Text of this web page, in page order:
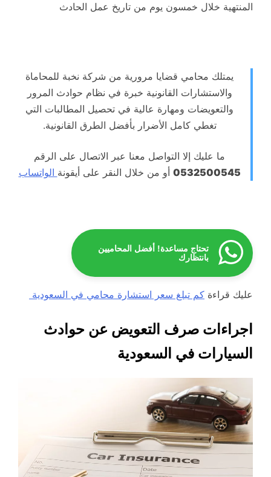
المنتهية خلال خمسون يوم من تاريخ عمل الحادث
يمتلك محامي قضايا مرورية من شركة نخبة للمحاماة
والاستشارات القانونية خبرة في نظام حوادث المرور
والتعويضات ومهارة عالية في تحصيل المطالبات التي
تغطي كامل الأضرار بأفضل الطرق القانونية.
ما عليك إلا التواصل معنا عبر الاتصال على الرقم
0532500545 أو من خلال النقر على أيقونة الواتساب
تحتاج مساعدة! أفضل المحاميين
بانتظارك
عليك قراءة كم تبلغ سعر استشارة محامي في السعودية
اجراءات صرف التعويض عن حوادث
السيارات في السعودية